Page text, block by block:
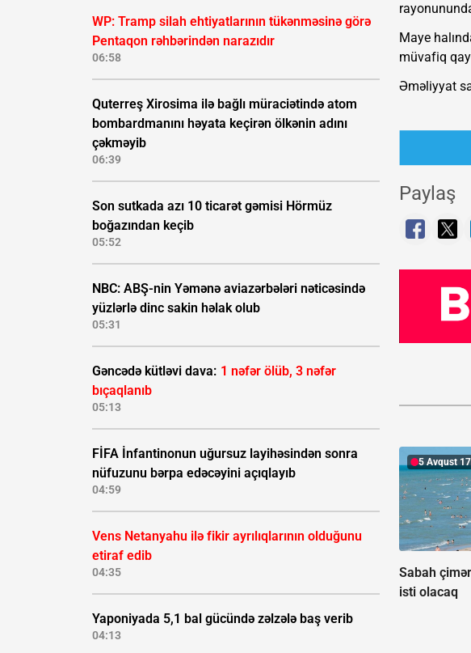
WP: Tramp silah ehtiyatlarının tükənməsinə görə
Pentaqon rəhbərindən narazıdır
06:58
Quterreş Xirosima ilə bağlı müraciətində atom
bombardmanını həyata keçirən ölkənin adını
çəkməyib
06:39
Son sutkada azı 10 ticarət gəmisi Hörmüz
boğazından keçib
05:52
NBC: ABŞ-nin Yəmənə aviazərbələri nəticəsində
yüzlərlə dinc sakin həlak olub
05:31
Gəncədə kütləvi dava: 1 nəfər ölüb, 3 nəfər
bıçaqlanıb
05:13
FİFA İnfantinonun uğursuz layihəsindən sonra
nüfuzunu bərpa edəcəyini açıqlayıb
04:59
Vens Netanyahu ilə fikir ayrılıqlarının olduğunu
etiraf edib
04:35
Yaponiyada 5,1 bal gücündə zəlzələ baş verib
04:13
Maye
müvafiq
Əməliyyat
Paylaş
5 Avqust
Sabah
isti olacaq